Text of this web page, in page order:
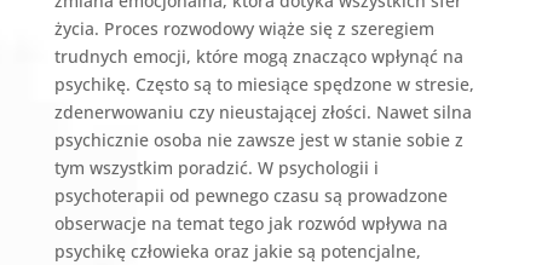
życia. Proces rozwodowy wiąże się z szeregiem
trudnych emocji, które mogą znacząco wpłynąć na
psychikę. Często są to miesiące spędzone w stresie,
zdenerwowaniu czy nieustającej złości. Nawet silna
psychicznie osoba nie zawsze jest w stanie sobie z
tym wszystkim poradzić. W psychologii i
psychoterapii od pewnego czasu są prowadzone
obserwacje na temat tego jak rozwód wpływa na
psychikę człowieka oraz jakie są potencjalne,